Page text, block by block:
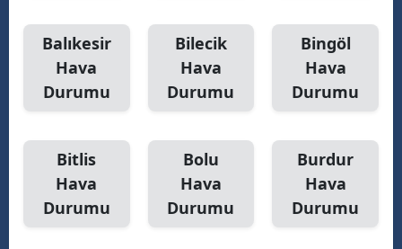
Balıkesir
Hava
Durumu
Bilecik
Hava
Durumu
Bingöl
Hava
Durumu
Bitlis
Hava
Durumu
Bolu
Hava
Durumu
Burdur
Hava
Durumu